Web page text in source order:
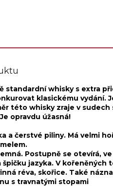
standardní whisky s extra
klasickému vydání.
této whisky zraje v
opravdu úžasná!
a čerstvé piliny. Má velmi
Postupně se otevírá,
jazyka. V
réva, skořice. Také
s travnatými stopami